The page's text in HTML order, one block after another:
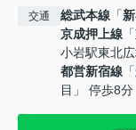
交通 総武本線 「
京成押上線 「
小岩駅東北
都営新宿線 「
目」 停歩8分